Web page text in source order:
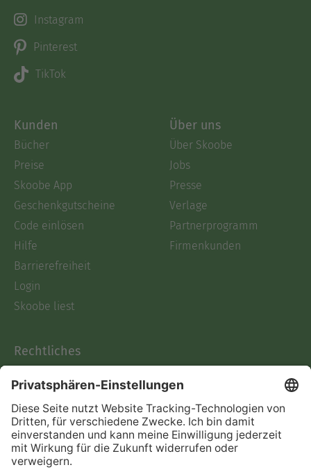
Instagram
Pinterest
TikTok
Kunden
Bücher
Preise
Skoobe App
Geschenkgutscheine
Code einlösen
Hilfe
Barrierefreiheit
Login
Skoobe liest
Über uns
Über Skoobe
Jobs
Presse
Verlage
Partnerprogramm
Firmenkunden
Rechtliches
AGB
Informationen nach Data
Act
Verträge hier kündigen
Impressum